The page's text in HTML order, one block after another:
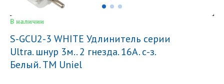
В наличии
S-GCU2-3 WHITE Удлинитель серии
Ultra. шнур 3м.. 2 гнезда. 16A. с-з.
Белый. TM Uniel